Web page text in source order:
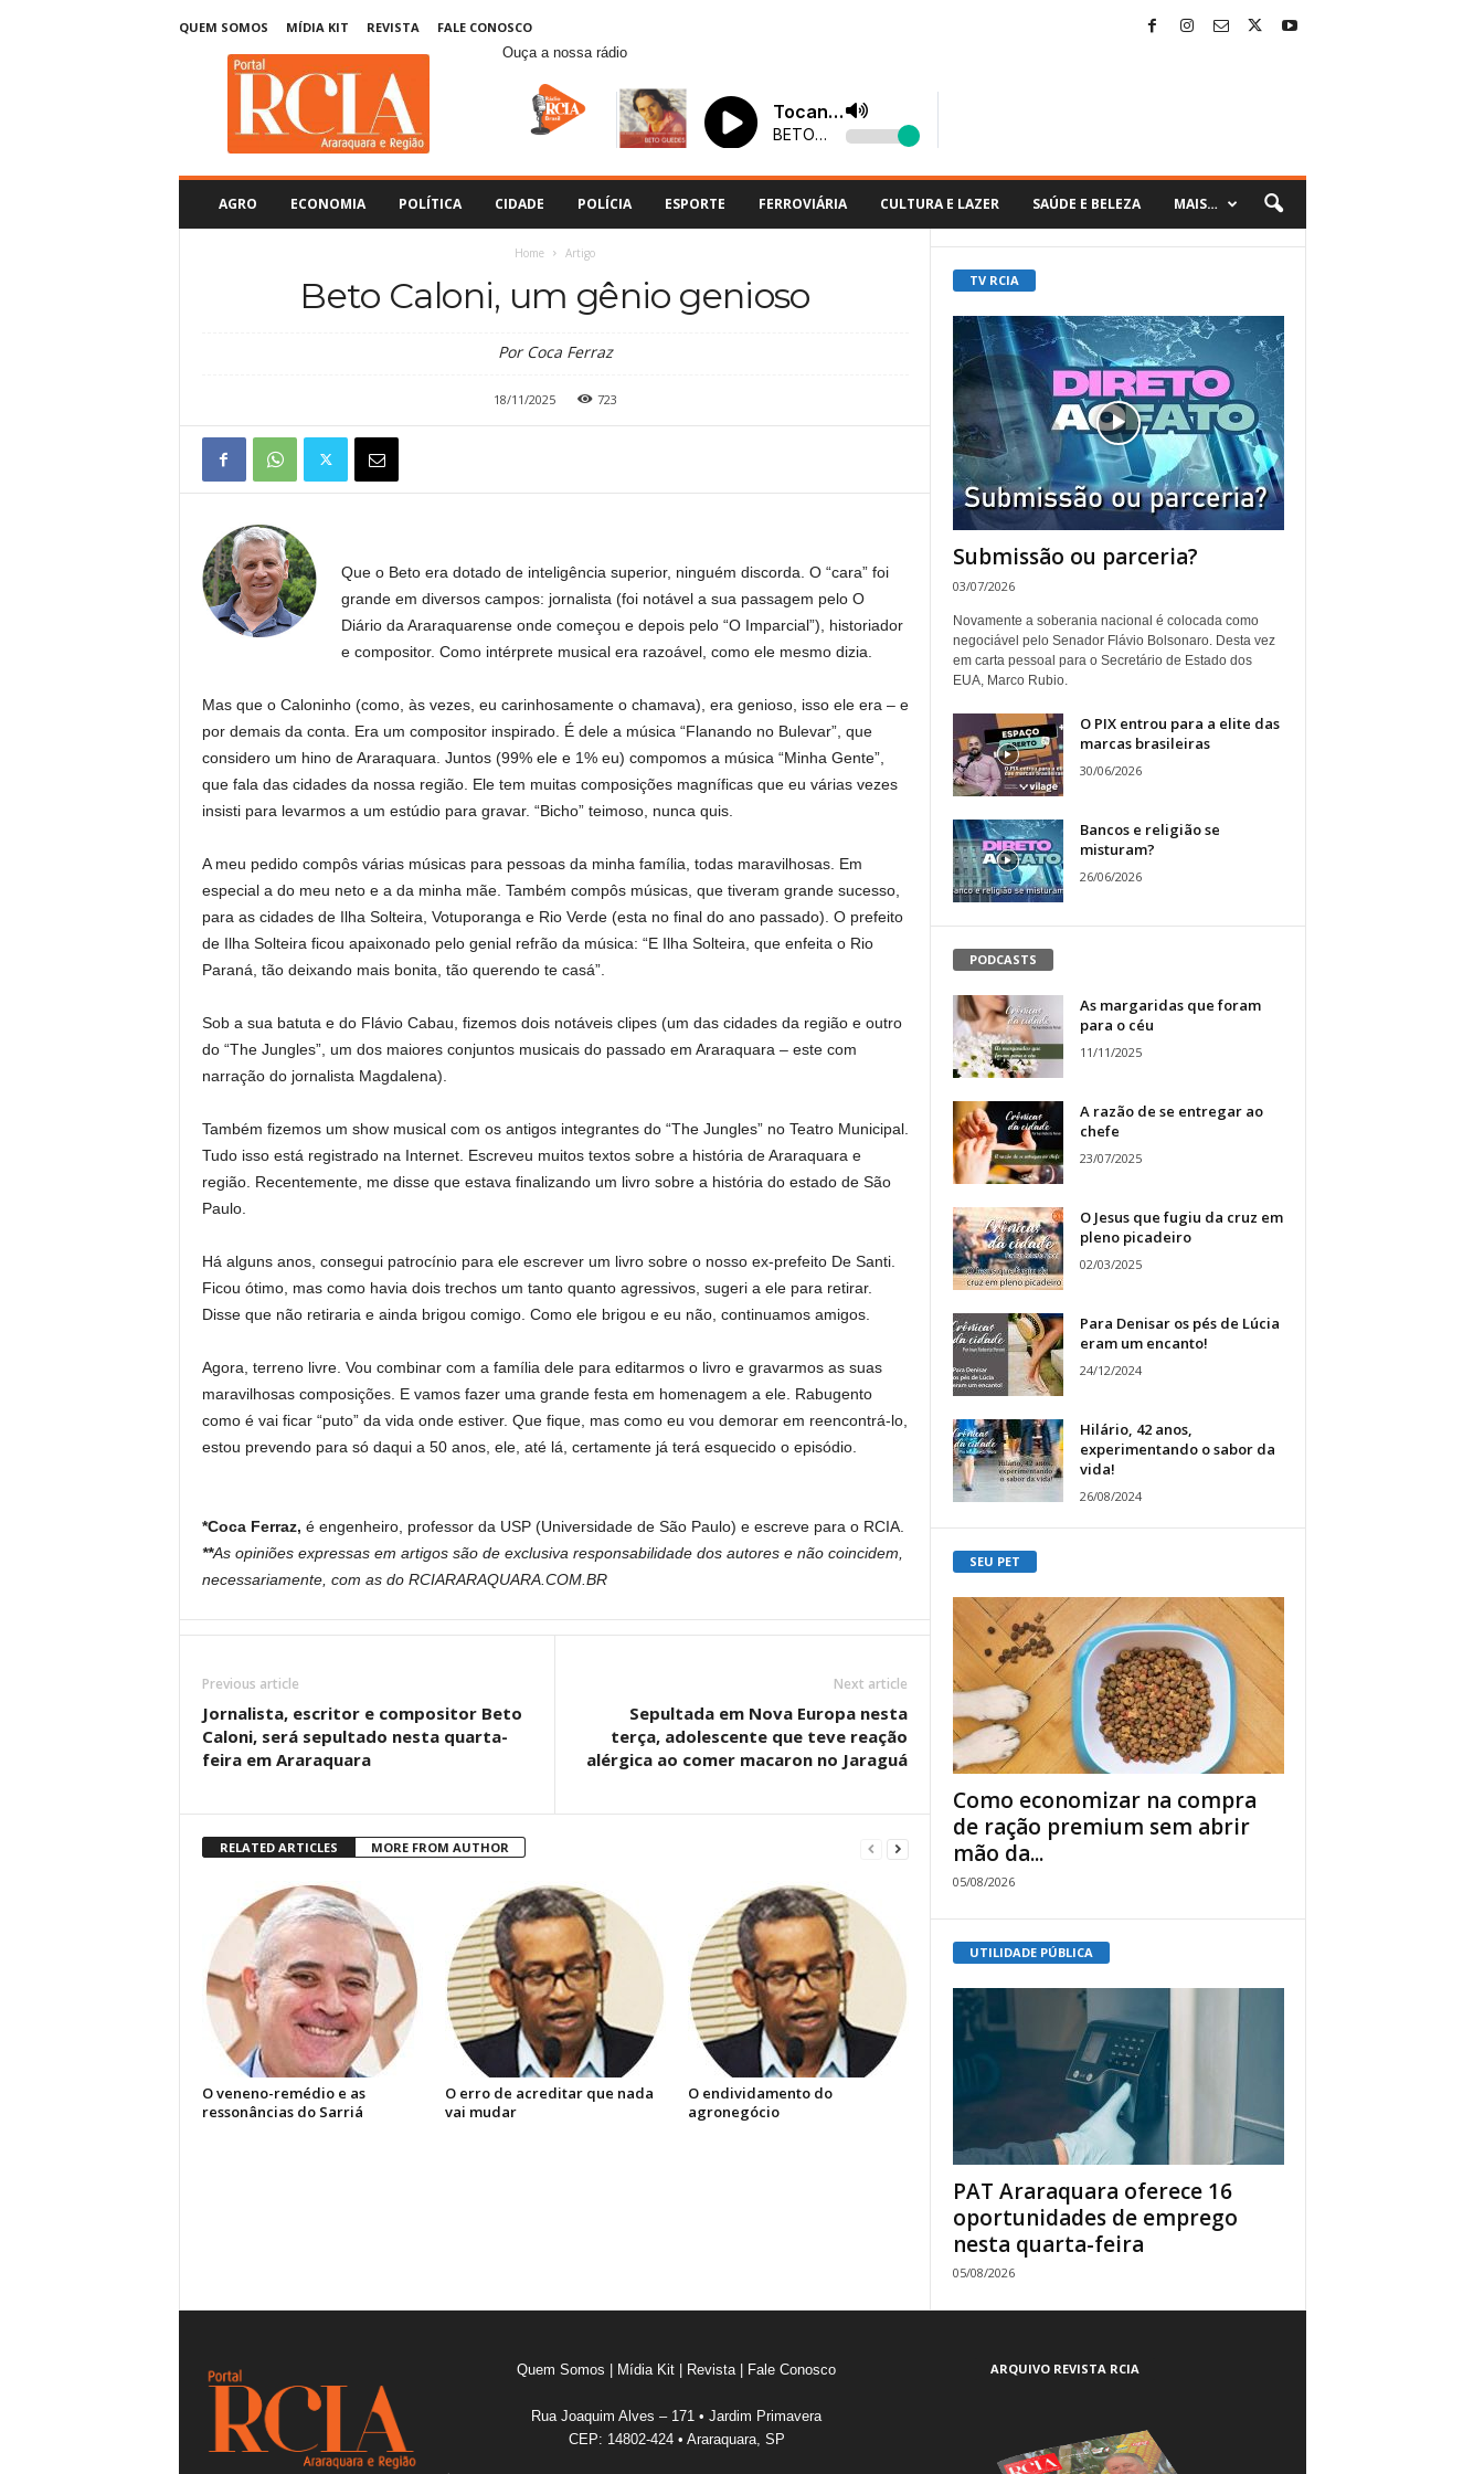
QUEM SOMOS MÍDIA KIT REVISTA
FALE CONOSCO
Ouça a nossa rádio
AGRO ECONOMIA POLÍTICA CIDADE POLÍCIA ESPORTE FERROVIÁRIA CULTURA E LAZER SAÚDE E BELEZA MAIS…
Home Artigo
Beto Caloni, um gênio genioso
Por Coca Ferraz
18/11/2025 723
Que o Beto era dotado de inteligência superior, ninguém discorda. O “cara” foi
grande em diversos campos: jornalista (foi notável a sua passagem pelo O
Diário da Araraquarense onde começou e depois pelo “O Imparcial”), historiador
e compositor. Como intérprete musical era razoável, como ele mesmo dizia.
Mas que o Caloninho (como, às vezes, eu carinhosamente o chamava), era genioso, isso ele era – e
por demais da conta. Era um compositor inspirado. É dele a música “Flanando no Bulevar”, que
considero um hino de Araraquara. Juntos (99% ele e 1% eu) compomos a música “Minha Gente”,
que fala das cidades da nossa região. Ele tem muitas composições magníficas que eu várias vezes
insisti para levarmos a um estúdio para gravar. “Bicho” teimoso, nunca quis.
A meu pedido compôs várias músicas para pessoas da minha família, todas maravilhosas. Em
especial a do meu neto e a da minha mãe. Também compôs músicas, que tiveram grande sucesso,
para as cidades de Ilha Solteira, Votuporanga e Rio Verde (esta no final do ano passado). O prefeito
de Ilha Solteira ficou apaixonado pelo genial refrão da música: “E Ilha Solteira, que enfeita o Rio
Paraná, tão deixando mais bonita, tão querendo te casá”.
Sob a sua batuta e do Flávio Cabau, fizemos dois notáveis clipes (um das cidades da região e outro
do “The Jungles”, um dos maiores conjuntos musicais do passado em Araraquara – este com
narração do jornalista Magdalena).
Também fizemos um show musical com os antigos integrantes do “The Jungles” no Teatro Municipal.
Tudo isso está registrado na Internet. Escreveu muitos textos sobre a história de Araraquara e
região. Recentemente, me disse que estava finalizando um livro sobre a história do estado de São
Paulo.
Há alguns anos, consegui patrocínio para ele escrever um livro sobre o nosso ex-prefeito De Santi.
Ficou ótimo, mas como havia dois trechos um tanto quanto agressivos, sugeri a ele para retirar.
Disse que não retiraria e ainda brigou comigo. Como ele brigou e eu não, continuamos amigos.
Agora, terreno livre. Vou combinar com a família dele para editarmos o livro e gravarmos as suas
maravilhosas composições. E vamos fazer uma grande festa em homenagem a ele. Rabugento
como é vai ficar “puto” da vida onde estiver. Que fique, mas como eu vou demorar em reencontrá-lo,
estou prevendo para só daqui a 50 anos, ele, até lá, certamente já terá esquecido o episódio.
*Coca Ferraz, é engenheiro, professor da USP (Universidade de São Paulo) e escreve para o RCIA.
**As opiniões expressas em artigos são de exclusiva responsabilidade dos autores e não coincidem,
necessariamente, com as do RCIARARAQUARA.COM.BR
Previous article
Jornalista, escritor e compositor Beto
Caloni, será sepultado nesta quarta-
feira em Araraquara
Next article
Sepultada em Nova Europa nesta
terça, adolescente que teve reação
alérgica ao comer macaron no Jaraguá
RELATED ARTICLES MORE FROM AUTHOR
O veneno-remédio e as
ressonâncias do Sarriá
O erro de acreditar que nada
vai mudar
O endividamento do
agronegócio
TV RCIA
Submissão ou parceria?
03/07/2026
Novamente a soberania nacional é colocada como
negociável pelo Senador Flávio Bolsonaro. Desta vez
em carta pessoal para o Secretário de Estado dos
EUA, Marco Rubio.
O PIX entrou para a elite das
marcas brasileiras
30/06/2026
Bancos e religião se
misturam?
26/06/2026
PODCASTS
As margaridas que foram
para o céu
11/11/2025
A razão de se entregar ao
chefe
23/07/2025
O Jesus que fugiu da cruz em
pleno picadeiro
02/03/2025
Para Denisar os pés de Lúcia
eram um encanto!
24/12/2024
Hilário, 42 anos,
experimentando o sabor da
vida!
26/08/2024
SEU PET
Como economizar na compra
de ração premium sem abrir
mão da...
05/08/2026
UTILIDADE PÚBLICA
PAT Araraquara oferece 16
oportunidades de emprego
nesta quarta-feira
05/08/2026
Quem Somos | Mídia Kit | Revista | Fale Conosco
Rua Joaquim Alves – 171 • Jardim Primavera
CEP: 14802-424 • Araraquara, SP
ARQUIVO REVISTA RCIA